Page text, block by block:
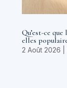
Qu’est-ce
elles
2 Août 2026